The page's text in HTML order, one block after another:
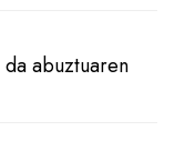
abuztuaren